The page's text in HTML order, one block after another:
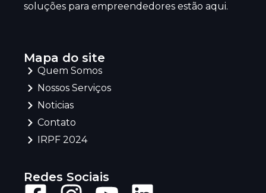
soluções para empreendedores estão aqui.
Mapa do site
Quem Somos
Nossos Serviços
Noticias
Contato
IRPF 2024
Redes Sociais